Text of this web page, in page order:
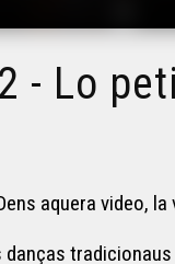
- Lo
aquera video,